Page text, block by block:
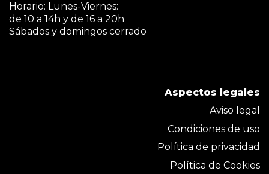
Horario: Lunes-Viernes:
de 10 a 14h y de 16 a 20h
Sábados y domingos cerrado
Aspectos legales
Aviso legal
Condiciones de uso
Política de privacidad
Política de Cookies